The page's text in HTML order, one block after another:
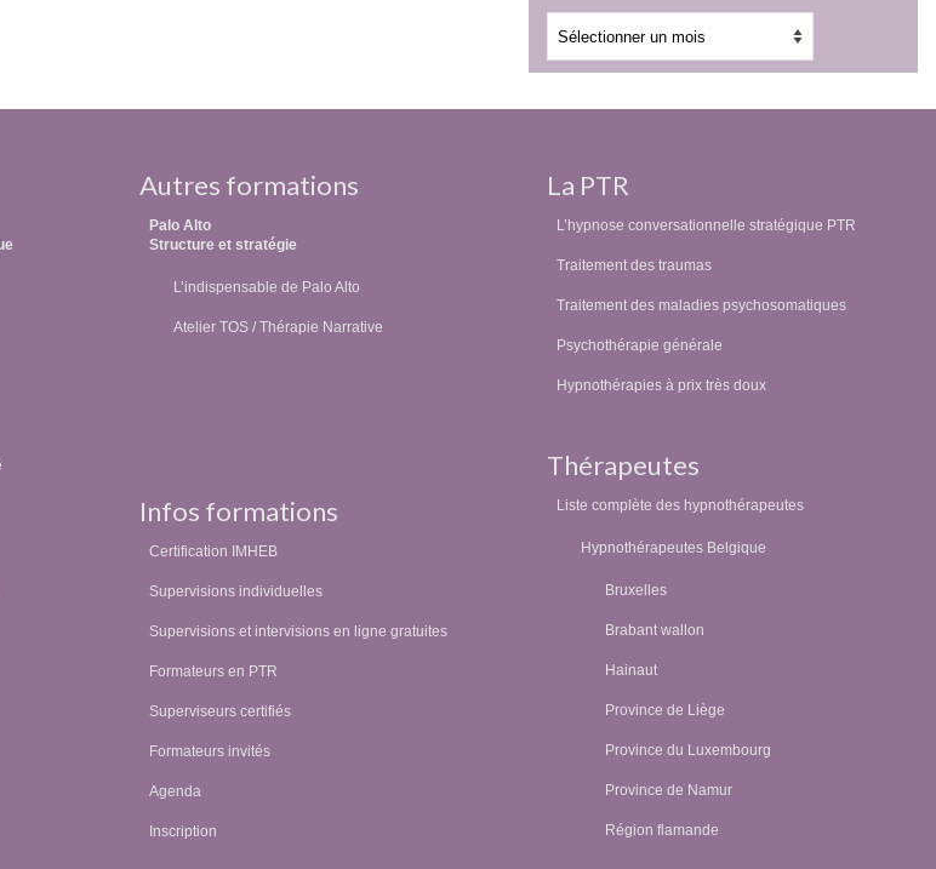
Autres formations
Palo Alto
Structure et stratégie
L’indispensable de Palo Alto
Atelier TOS / Thérapie Narrative
Infos formations
Certification IMHEB
Supervisions individuelles
Supervisions et intervisions en ligne gratuites
Formateurs en PTR
Superviseurs certifiés
Formateurs invités
Agenda
Inscription
La PTR
L’hypnose conversationnelle stratégique PTR
Traitement des traumas
Traitement des maladies psychosomatiques
Psychothérapie générale
Hypnothérapies à prix très doux
Thérapeutes
Liste complète des hypnothérapeutes
Hypnothérapeutes Belgique
Bruxelles
Brabant wallon
Hainaut
Province de Liège
Province du Luxembourg
Province de Namur
Région flamande